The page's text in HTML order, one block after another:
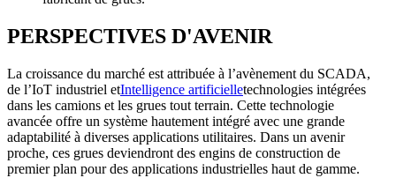
PERSPECTIVES D'AVENIR
La croissance du marché est attribuée à l’avènement du SCADA,
de l’IoT industriel etIntelligence artificielletechnologies intégrées
dans les camions et les grues tout terrain. Cette technologie
avancée offre un système hautement intégré avec une grande
adaptabilité à diverses applications utilitaires. Dans un avenir
proche, ces grues deviendront des engins de construction de
premier plan pour des applications industrielles haut de gamme.